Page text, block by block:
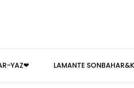
YAZ❤ LAMANTE